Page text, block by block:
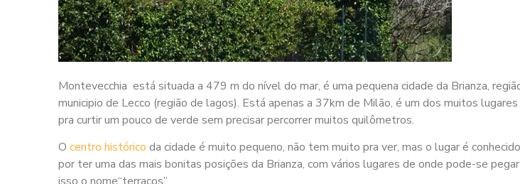
Montevecchia está situada a 479 m do nível do mar, é uma pequena cidade da Brianza,
municipio de Lecco (região de lagos). Está apenas a 37km de Milão, é um dos muitos
pra curtir um pouco de verde sem precisar percorrer muitos quilômetros.
O centro histórico da cidade é muito pequeno, não tem muito pra ver, mas o lugar é
por ter uma das mais bonitas posições da Brianza, com vários lugares de onde pode-se